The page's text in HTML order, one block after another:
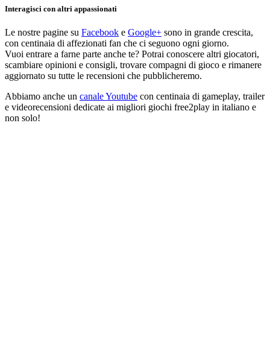
Interagisci con altri appassionati
Le nostre pagine su Facebook e Google+ sono in grande crescita,
con centinaia di affezionati fan che ci seguono ogni giorno.
Vuoi entrare a farne parte anche te? Potrai conoscere altri giocatori,
scambiare opinioni e consigli, trovare compagni di gioco e rimanere
aggiornato su tutte le recensioni che pubblicheremo.
Abbiamo anche un canale Youtube con centinaia di gameplay, trailer
e videorecensioni dedicate ai migliori giochi free2play in italiano e
non solo!